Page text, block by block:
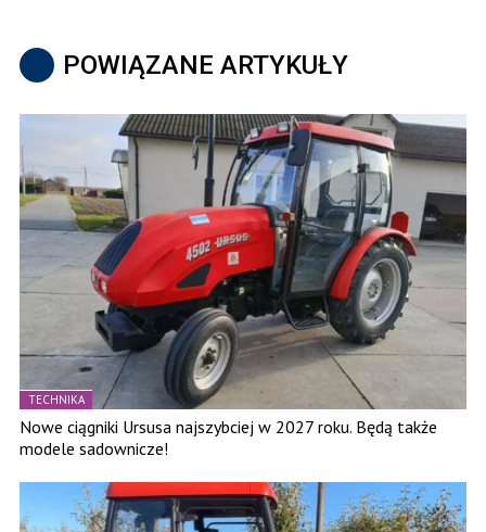
POWIĄZANE ARTYKUŁY
TECHNIKA
Nowe ciągniki Ursusa najszybciej w 2027 roku. Będą także
modele sadownicze!